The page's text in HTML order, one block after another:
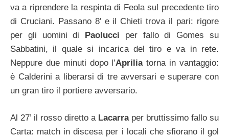
va a riprendere la respinta di Feola sul precedente tiro
di Cruciani. Passano 8′ e il Chieti trova il pari: rigore
per gli uomini di
Paolucci per fallo di Gomes su
Sabbatini, il quale si incarica del tiro e va in rete.
Neppure due minuti dopo l’Apriliatorna in vantaggio:
è Calderini a liberarsi di tre avversari e superare con
un gran tiro il portiere avversario.
Al 27’ il rosso diretto a Lacarraper bruttissimo fallo su
Carta: match in discesa per i locali che sfiorano il gol